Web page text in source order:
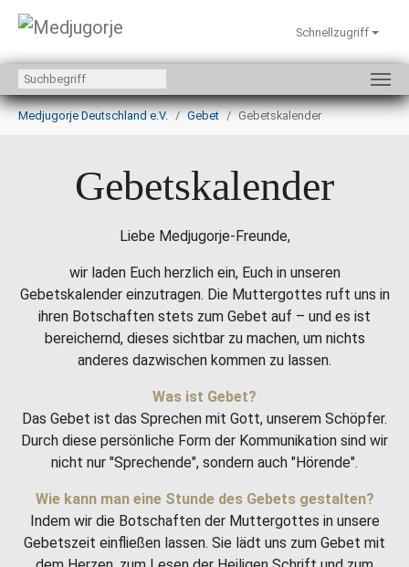
Zum Hauptinhalt springen
Schnellzugriff
Sie sind hier:
Medjugorje Deutschland e.V.
Gebet Gebetskalender
Gebetskalender
Liebe Medjugorje-Freunde,
wir laden Euch herzlich ein, Euch in unseren
Gebetskalender einzutragen. Die Muttergottes ruft uns in
ihren Botschaften stets zum Gebet auf – und es ist
bereichernd, dieses sichtbar zu machen, um nichts
anderes dazwischen kommen zu lassen.
Was ist Gebet?
Das Gebet ist das Sprechen mit Gott, unserem Schöpfer.
Durch diese persönliche Form der Kommunikation sind wir
nicht nur "Sprechende", sondern auch "Hörende".
Wie kann man eine Stunde des Gebets gestalten?
Indem wir die Botschaften der Muttergottes in unsere
Gebetszeit einfließen lassen. Sie lädt uns zum Gebet mit